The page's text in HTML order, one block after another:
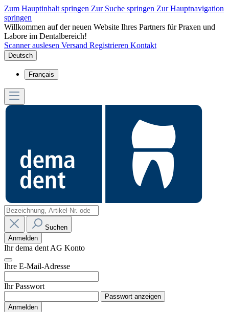
Zum Hauptinhalt springen Zur Suche springen Zur Hauptnavigation
springen
Willkommen auf der neuen Website Ihres Partners für Praxen und
Labore im Dentalbereich!
Scanner auslesen Versand Registrieren Kontakt
Deutsch
Français
Suchen
Anmelden
Ihr dema dent AG Konto
Ihre E-Mail-Adresse
Ihr Passwort
Passwort anzeigen
Anmelden